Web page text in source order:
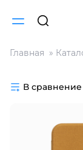
Главная
В сравнение
оплату
без